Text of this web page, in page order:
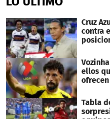
11
51
seconds
Cruz
contra
ellos
Tabla